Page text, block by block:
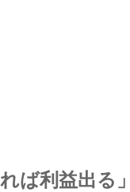
れば利益出